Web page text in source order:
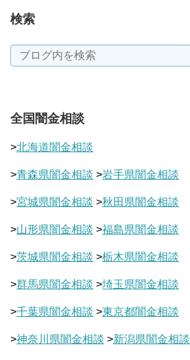
検索
全国闇金相談
>北海道闇金相談
>青森県闇金相談 >岩手県闇金相談
>宮城県闇金相談 >秋田県闇金相談
>山形県闇金相談 >福島県闇金相談
>茨城県闇金相談 >栃木県闇金相談
>群馬県闇金相談 >埼玉県闇金相談
>千葉県闇金相談 >東京都闇金相談
>神奈川県闇金相談 >新潟県闇金相談